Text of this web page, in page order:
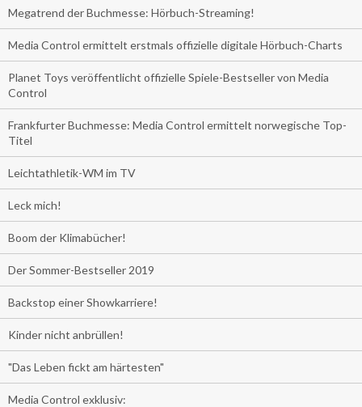
Megatrend der Buchmesse: Hörbuch-Streaming!
Media Control ermittelt erstmals offizielle digitale Hörbuch-Charts
Planet Toys veröffentlicht offizielle Spiele-Bestseller von Media
Control
Frankfurter Buchmesse: Media Control ermittelt norwegische Top-
Titel
Leichtathletik-WM im TV
Leck mich!
Boom der Klimabücher!
Der Sommer-Bestseller 2019
Backstop einer Showkarriere!
Kinder nicht anbrüllen!
"Das Leben fickt am härtesten"
Media Control exklusiv: